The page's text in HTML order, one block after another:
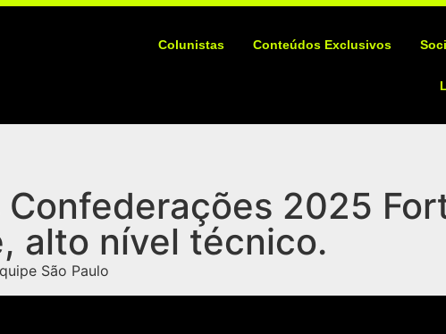
Colunistas Conteúdos Exclusivos
Confederações 2025
alto nível técnico.
São Paulo